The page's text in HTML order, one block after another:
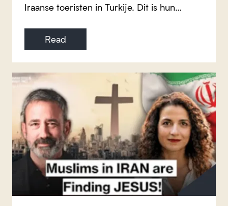
Iraanse toeristen in Turkije. Dit is hun…
Read